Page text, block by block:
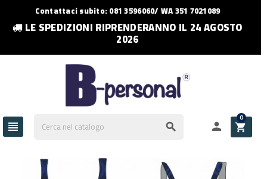
Contattaci subito: 081 3596060/ WA 351 7021089
LE SPEDIZIONI RIPRENDERANNO IL 24 AGOSTO
2026
   
0